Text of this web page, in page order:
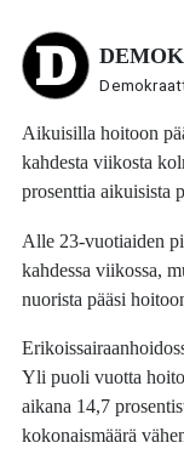
Aikuisilla hoitoon
kahdesta viikosta
prosenttia aikuisista
Alle 23-vuotiaiden
kahdessa viikossa,
nuorista pääsi
Yli puoli vuotta
aikana 14,7
kokonaismäärä